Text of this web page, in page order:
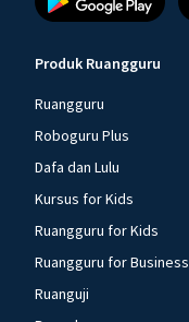
Produk Ruangguru
Ruangguru
Roboguru Plus
Dafa dan Lulu
Kursus for Kids
Ruangguru for Kids
Ruangguru for Business
Ruanguji